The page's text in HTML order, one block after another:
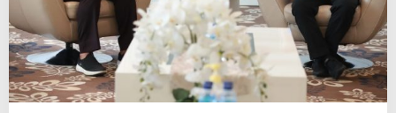
d
i
n
i